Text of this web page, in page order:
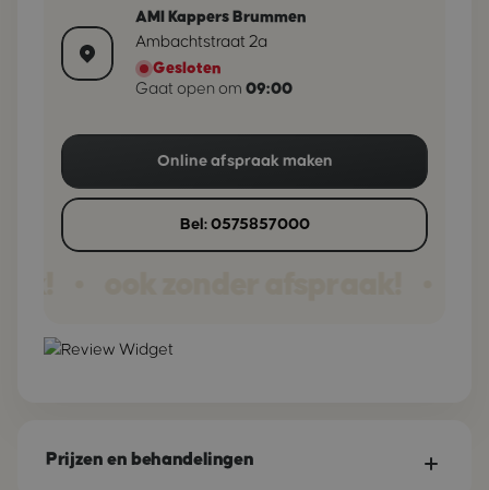
AMI Kappers Brummen
​Ambachtstraat​ 2a
Gesloten
Gaat open om 09:00
Online afspraak maken
Bel: 0575857000
Prijzen en behandelingen